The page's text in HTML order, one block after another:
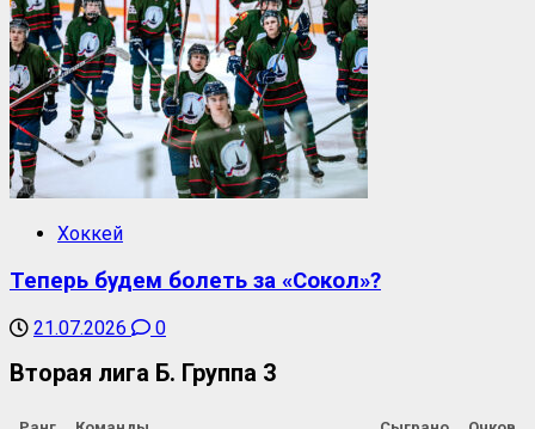
Хоккей
Теперь будем болеть за «Сокол»?
21.07.2026 0
Вторая лига Б. Группа 3